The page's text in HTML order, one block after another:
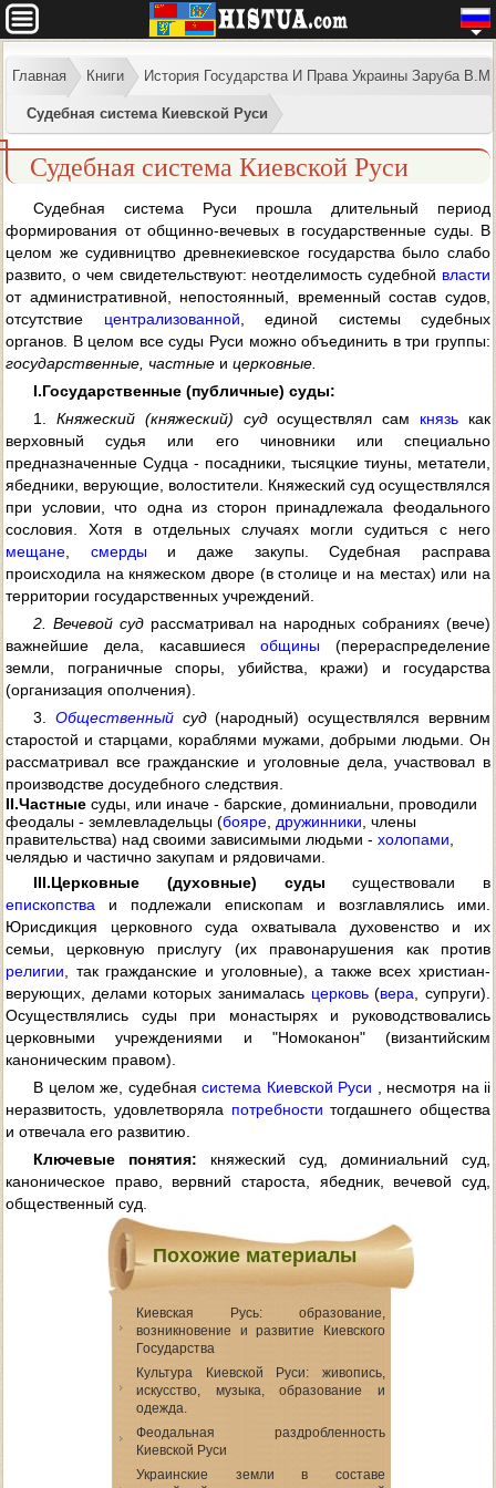
Главная Книги История Государства И Права Украины Заруба В.М
Судебная система Киевской Руси
Судебная система Киевской Руси
Судебная система Руси прошла длительный период
формирования от общинно-вечевых в государственные суды. В
целом же судивництво древнекиевское государства было слабо
развито, о чем свидетельствуют: неотделимость судебной власти
от административной, непостоянный, временный состав судов,
отсутствие централизованной , единой системы судебных
органов. В целом все суды Руси можно объединить в три группы:
государственные, частные и церковные.
I.Государственные (публичные) суды:
1. Княжеский (княжеский) судосуществлял сам князь как
верховный судья или его чиновники или специально
предназначенные Судца - посадники, тысяцкие тиуны, метатели,
ябедники, верующие, волостители. Княжеский суд осуществлялся
при условии, что одна из сторон принадлежала феодального
сословия. Хотя в отдельных случаях могли судиться с него
мещане
смердыи даже закупы. Судебная расправа
происходила на княжеском дворе (в столице и на местах) или на
территории государственных учреждений.
2. Вечевой судрассматривал на народных собраниях (вече)
важнейшие дела, касавшиесяобщины (перераспределение
земли, пограничные споры, убийства, кражи) и государства
(организация ополчения).
3. Общественныйсуд(народный) осуществлялся вервним
старостой и старцами, кораблями мужами, добрыми людьми. Он
рассматривал все гражданские и уголовные дела, участвовал в
производстве досудебного следствия.
II.Частные суды, или иначе - барские, доминиальни, проводили
феодалы - землевладельцы (бояре дружинники , члены
правительства) над своими зависимыми людьми - холопами
челядью и частично закупам и рядовичами.
III.Церковные (духовные) суды существовали в
епископства и подлежали епископам и возглавлялись ими.
Юрисдикция церковного суда охватывала духовенство и их
семьи, церковную прислугу (их правонарушения как против
религии , так гражданские и уголовные), а также всех христиан-
верующих, делами которых занималась церковь(вера , супруги).
Осуществлялись суды при монастырях и руководствовались
церковными учреждениями и "Номоканон" (византийским
каноническим правом).
В целом же, судебная система Киевской Руси , несмотря на ii
неразвитость, удовлетворяла потребности тогдашнего общества
и отвечала его развитию.
Ключевые понятия: княжеский суд, доминиальний суд,
каноническое право, вервний староста, ябедник, вечевой суд,
общественный суд.
Похожие материалы
Киевская Русь: образование,
возникновение и развитие Киевского
Государства
Культура Киевской Руси: живопись,
искусство, музыка, образование и
одежда.
Феодальная раздробленность
Киевской Руси
Украинские земли в составе